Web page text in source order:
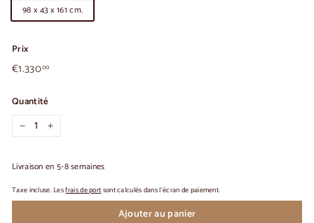
98 x 43 x 161 cm.
Prix
Prix
habituel
€1.33000€1.330,00
Quantité
+
Livraison en 5-8 semaines
Taxe incluse. Lesfrais de portsont calculés dans l'écran de paiement.
Ajouter au panier